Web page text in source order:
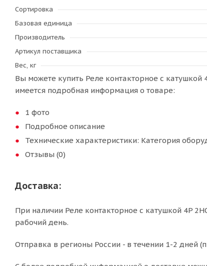
Сортировка
Базовая единица
Производитель
Артикул поставщика
Вес, кг
Вы можете купить Реле контакторное с
имеется подробная информация о товаре:
1 фото
Подробное описание
Технические характеристики: Категория
Отзывы (0)
Доставка:
При наличии Реле контакторное с катушкой 4P
рабочий день.
Отправка в регионы России - в течении 1-2 дней